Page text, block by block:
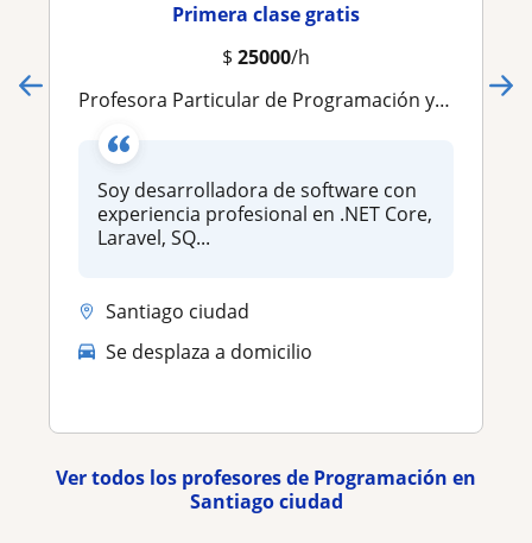
Primera clase gratis
$ 25000/h
Profesora Particular de Programación y Desarrollo Web | .NET, C#, SQL, Laravel y Desarrollo de Software
Soy desarrolladora de software con
experiencia profesional en .NET Core,
Laravel, SQ...
Santiago ciudad
Se desplaza a domicilio
Ver todos los profesores de Programación en
Santiago ciudad